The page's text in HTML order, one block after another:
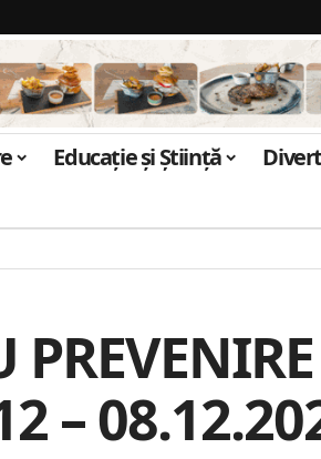
Educație și Știință
–